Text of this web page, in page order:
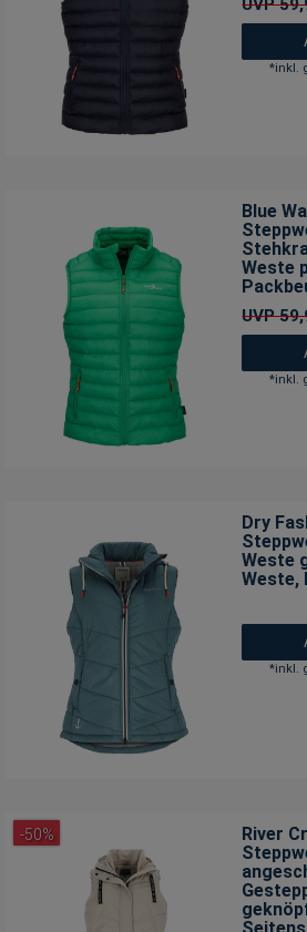
UVP
*inkl.
Blue
Weste
UVP
*inkl.
Dry
Weste
Weste,
*inkl.
-50%
River